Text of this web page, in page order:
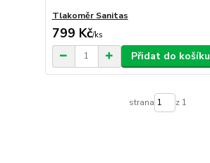
Tlakoměr Sanitas
799 Kč/ks
Přidat do košíku
strana z 1